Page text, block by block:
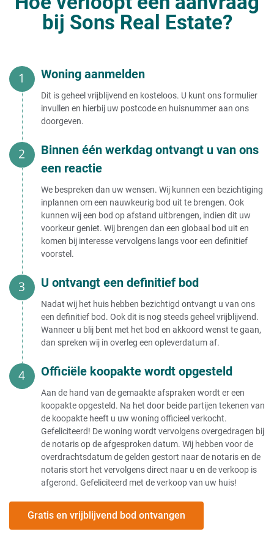
Executieverkoop huis door bank
Huis verkopen aan
Huis verkopen aan belegger
Huis verkopen aan bekende
Huis verkopen aan huizenhandelaar
Huis verkopen aan de bank
Huis verkopen aan gemeente
Huis verkopen aan investeerder
Huis verkopen aan makelaar
Huis verkopen aan opkoper
Huis verkopen aan een opkoper
verstandig?
Huis verkopen aan
vastgoedhandelaar
Huis verkopen aan
vastgoedmaatschappij
Huis verkopen
aan vastgoedmakelaar
Huis verkopen aan expats
Huis verkopen aan BV
Huis verkopen aan stichting
Huis verkopen aan bouwpromotor
Huis verkopen aan ouders
Huis verkopen aan broer
Huis verkopen aan kind onder de
taxatiewaarde
Huis verkopen aan kinderen
Huis verkopen aan kind met
vruchtgebruik
Ouderlijk huis verkopen aan
Huis verkopen aan partner
Huis verkopen aan buitenlander
Huis verkopen aan Chinezen
Huis verkopen aan zoon
Huis verkopen aan familie
Huis verkopen aan familie zonder
terugkopen
Tweede huis verkopen aan kind
Huis verkopen van
Huis verkopen van moeder in
Huis verkopen van ouders in
verpleeghuis
Huis verkopen van overleden
ouders
Huis verkopen - onder
Huis verkopen in eigen beheer
Huis verkopen onder bod
Huis verkopen onder btw stelsel
Huis verkopen onder voorbehoud
voorbehoud van huurrecht
Huis verkopen kosten
Zelf uw huis verkopen kosten
Kosten notaris bij verkoop huis
Notariskosten verkoop huis België
Notariskosten berekenen verkoop
huis
Huis verkopen via notaris kosten
Kosten volmacht verkoop huis
Wat betekent kosten koper voor de
verkoper?
Gemiddelde kosten makelaar bij
verkoop
Verkoop woning makelaarskosten
Gemiddelde kosten huis verkopen
Internetmakelaar kosten
bij Sons Real Estate?
Woning aanmelden
Dit is geheel vrijblijvend en kosteloos. U kunt ons formulier
invullen en hierbij uw postcode en huisnummer aan ons
doorgeven.
Binnen één werkdag ontvangt u van ons
een reactie
We bespreken dan uw wensen. Wij kunnen een bezichtiging
inplannen om een nauwkeurig bod uit te brengen. Ook
kunnen wij een bod op afstand uitbrengen, indien dit uw
voorkeur geniet. Wij brengen dan een globaal bod uit en
komen bij interesse vervolgens langs voor een definitief
voorstel.
U ontvangt een definitief bod
Nadat wij het huis hebben bezichtigd ontvangt u van ons
een definitief bod. Ook dit is nog steeds geheel vrijblijvend.
Wanneer u blij bent met het bod en akkoord wenst te gaan,
dan spreken wij in overleg een opleverdatum af.
Officiële koopakte wordt opgesteld
Aan de hand van de gemaakte afspraken wordt er een
koopakte opgesteld. Na het door beide partijen tekenen van
de koopakte heeft u uw woning officieel verkocht.
Gefeliciteerd! De woning wordt vervolgens overgedragen bij
de notaris op de afgesproken datum. Wij hebben voor de
overdrachtsdatum de gelden gestort naar de notaris en de
notaris stort het vervolgens direct naar u en de verkoop is
afgerond. Gefeliciteerd met de verkoop van uw huis!
Gratis en vrijblijvend bod ontvangen